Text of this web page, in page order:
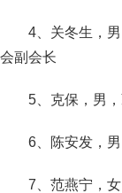
4、关冬生，
会副会长
5、克保，男
6、陈安发，
7、范燕宁，